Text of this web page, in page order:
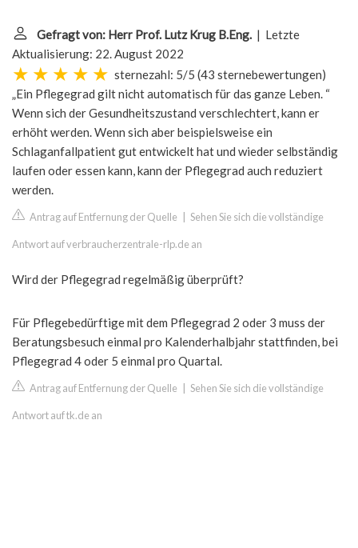
Gefragt von: Herr Prof. Lutz Krug B.Eng. | Letzte
Aktualisierung: 22. August 2022
sternezahl: 5/5 (43 sternebewertungen)
„Ein Pflegegrad gilt nicht automatisch für das ganze Leben. “
Wenn sich der Gesundheitszustand verschlechtert, kann er
erhöht werden. Wenn sich aber beispielsweise ein
Schlaganfallpatient gut entwickelt hat und wieder selbständig
laufen oder essen kann, kann der Pflegegrad auch reduziert
werden.
Antrag auf Entfernung der Quelle Sehen Sie sich die vollständige
Antwort auf verbraucherzentrale-rlp.de an
Wird der Pflegegrad regelmäßig überprüft?
Für Pflegebedürftige mit dem Pflegegrad 2 oder 3 muss der
Beratungsbesuch einmal pro Kalenderhalbjahr stattfinden, bei
Pflegegrad 4 oder 5 einmal pro Quartal.
Antrag auf Entfernung der Quelle Sehen Sie sich die vollständige
Antwort auf tk.de an